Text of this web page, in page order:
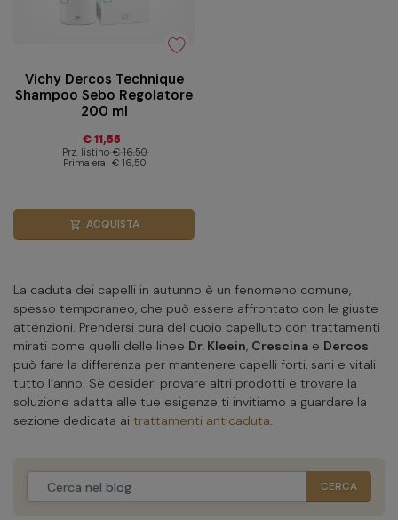
Vichy Dercos Technique
Shampoo Sebo Regolatore
200 ml
€ 11,55
Prz. listino € 16,50
Prima era € 16,50
shopping_cart ACQUISTA
La caduta dei capelli in autunno è un fenomeno comune,
spesso temporaneo, che può essere affrontato con le giuste
attenzioni. Prendersi cura del cuoio capelluto con trattamenti
mirati come quelli delle linee Dr. Kleein, Crescina e Dercos
può fare la differenza per mantenere capelli forti, sani e vitali
tutto l’anno. Se desideri provare altri prodotti e trovare la
soluzione adatta alle tue esigenze ti invitiamo a guardare la
sezione dedicata ai trattamenti anticaduta.